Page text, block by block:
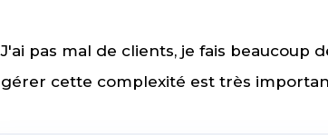
J'ai pas mal de clients, je fais beaucoup
gérer cette complexité est très